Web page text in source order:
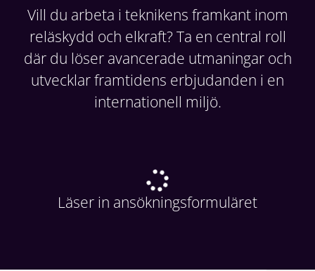
Vill du arbeta i teknikens framkant inom
reläskydd och elkraft? Ta en central roll
där du löser avancerade utmaningar och
utvecklar framtidens erbjudanden i en
internationell miljö.
Läser in ansökningsformuläret